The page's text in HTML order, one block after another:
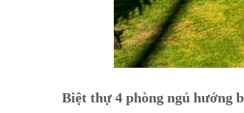
Biệt thự 4 phòng ngủ hướng